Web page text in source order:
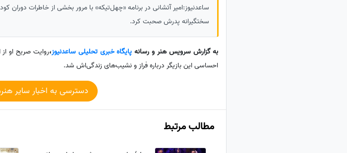
ساعدنیوز:امیر آتشانی در برنامه «چهل‌تیکه» با مرور بخشی از خاطرات دوران
سختگیرانه پدرش صحبت کرد.
به گزارش سرویس هنر و رسانه پایگاه خبری تحلیلی ساعدنیوز،روایت صریح او
احساسی این بازیگر درباره فراز و نشیب‌های زندگی‌اش شد.
دسترسی به اخبار سایر
مطالب مرتبط